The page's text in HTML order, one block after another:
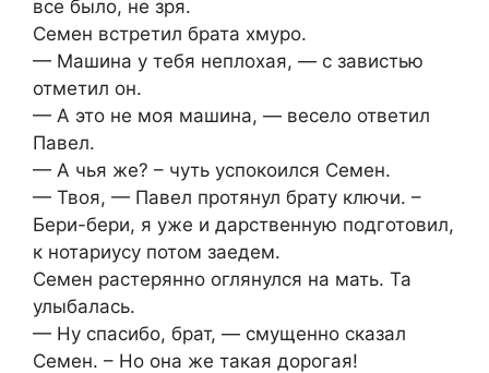
все было, не зря.
Семен встретил брата хмуро.
— Машина у тебя неплохая, — с завистью
отметил он.
— А это не моя машина, — весело ответил
Павел.
— А чья же? – чуть успокоился Семен.
— Твоя, — Павел протянул брату ключи. –
Бери-бери, я уже и дарственную подготовил,
к нотариусу потом заедем.
Семен растерянно оглянулся на мать. Та
улыбалась.
— Ну спасибо, брат, — смущенно сказал
Семен. – Но она же такая дорогая!